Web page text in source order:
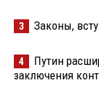
3 Законы,
4
Путин
заключения